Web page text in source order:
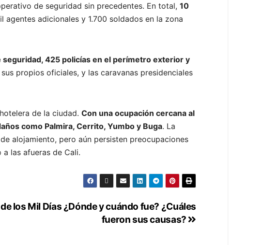
de seguridad sin precedentes. En total, 10
agentes adicionales y 1.700 soldados en la zona
425 policías en el perímetro exterior y
propios oficiales, y las caravanas presidenciales
de la ciudad. Con una ocupación cercana al
como Palmira, Cerrito, Yumbo y Buga. La
alojamiento, pero aún persisten preocupaciones
las afueras de Cali.
los Mil Días ¿Dónde y cuándo fue? ¿Cuáles
fueron sus causas?